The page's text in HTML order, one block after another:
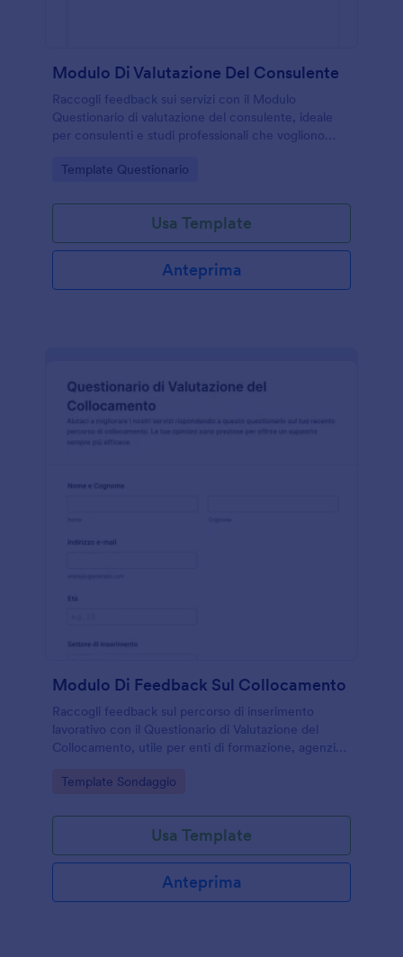
Modulo Di Valutazione Del Consulente
Raccogli feedback sui servizi con il Modulo
Questionario di valutazione del consulente, ideale
per consulenti e studi professionali che vogliono
data collection con Jotform.
Go to Category:
Template Questionario
Usa Template
Anteprima
Modulo Di Feedback Sul Collocamento
Raccogli feedback sul percorso di inserimento
lavorativo con il Questionario di Valutazione del
Collocamento, utile per enti di formazione, agenzie
migliorare supporto e risultati tramite Jotform.
Go to Category:
Template Sondaggio
Usa Template
Anteprima